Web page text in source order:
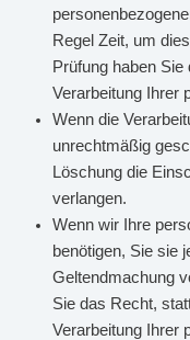
Regel Zeit, um
Prüfung haben
Verarbeitung Ihrer
Wenn die
unrechtmäßig
Löschung die
verlangen.
Wenn wir Ihre
benötigen, Sie sie
Geltendmachung
Sie das Recht,
Verarbeitung Ihrer